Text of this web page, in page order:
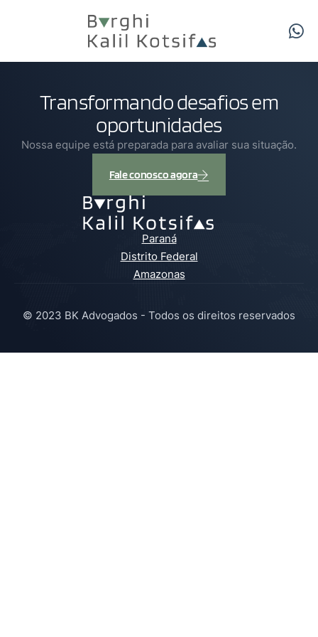
Transformando desafios em
oportunidades
Nossa equipe está preparada para avaliar sua situação.
Fale conosco agora
Paraná
Distrito Federal
Amazonas
© 2023 BK Advogados - Todos os direitos reservados